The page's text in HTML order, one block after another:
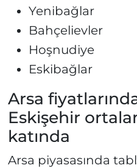
Yenibağlar
Bahçelievler
Hoşnudiye
Eskibağlar
Arsa
Eskişehir
katında
Arsa piyasasında